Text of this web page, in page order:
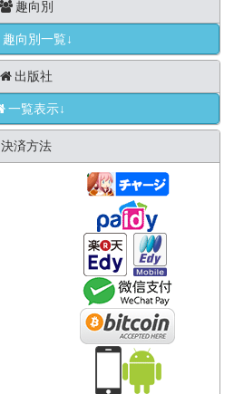
趣向別
趣向別一覧↓
出版社
一覧表示↓
決済方法